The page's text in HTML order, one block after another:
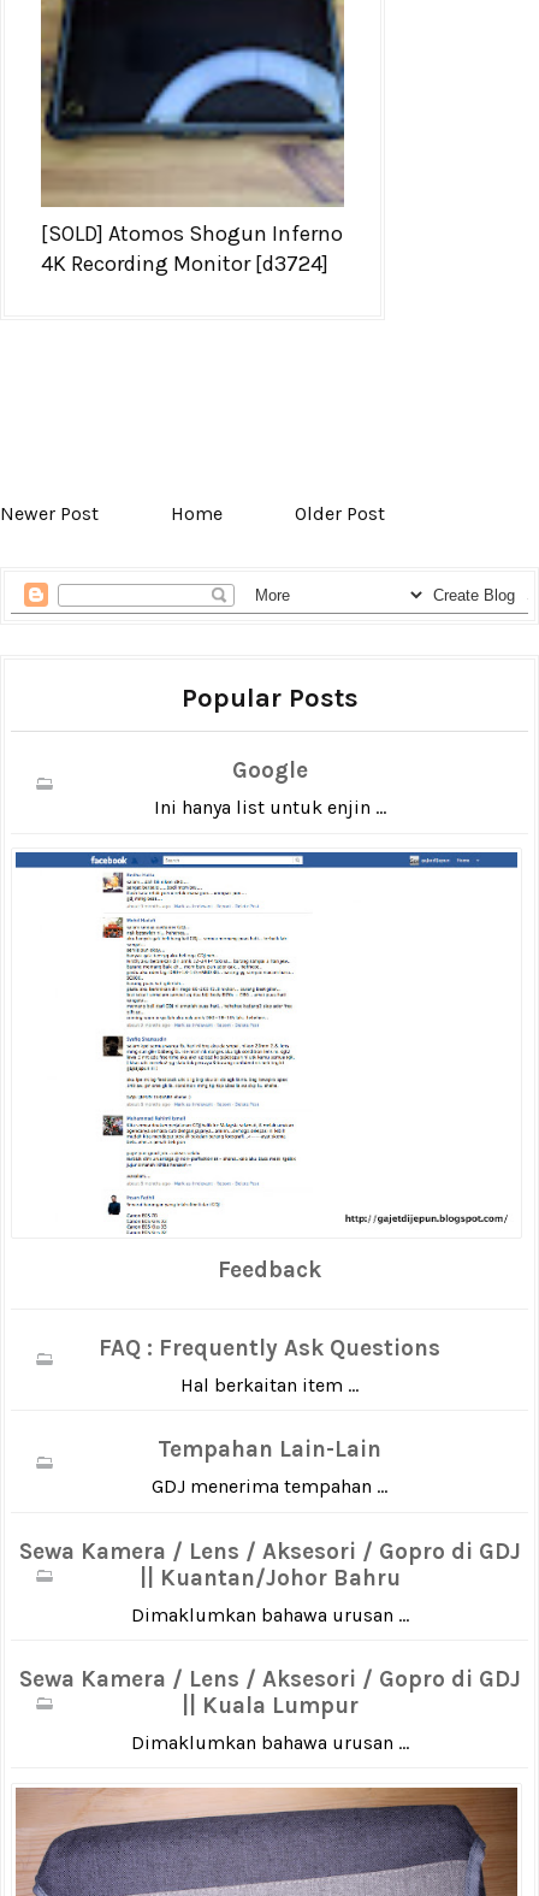
[SOLD] Atomos Shogun Inferno
4K Recording Monitor [d3724]
Newer Post Home Older Post
Popular Posts
Google
Ini hanya list untuk enjin ...
Feedback
FAQ : Frequently Ask Questions
Hal berkaitan item ...
Tempahan Lain-Lain
GDJ menerima tempahan ...
Sewa Kamera / Lens / Aksesori / Gopro di GDJ
|| Kuantan/Johor Bahru
Dimaklumkan bahawa urusan ...
Sewa Kamera / Lens / Aksesori / Gopro di GDJ
|| Kuala Lumpur
Dimaklumkan bahawa urusan ...